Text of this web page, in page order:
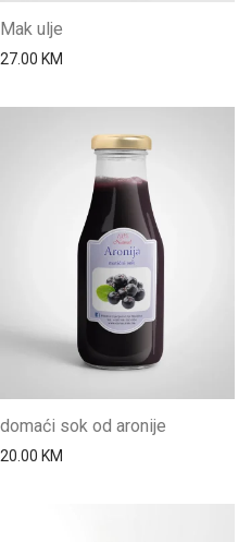
Mak ulje
27.00 KM
domaći sok od aronije
20.00 KM